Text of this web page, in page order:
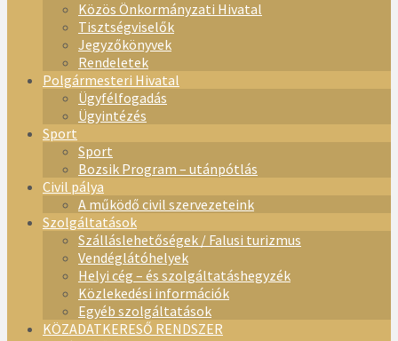
Közös Önkormányzati Hivatal
Tisztségviselők
Jegyzőkönyvek
Rendeletek
Polgármesteri Hivatal
Ügyfélfogadás
Ügyintézés
Sport
Sport
Bozsik Program – utánpótlás
Civil pálya
A működő civil szervezeteink
Szolgáltatások
Szálláslehetőségek / Falusi turizmus
Vendéglátóhelyek
Helyi cég – és szolgáltatáshegyzék
Közlekedési információk
Egyéb szolgáltatások
KÖZADATKERESŐ RENDSZER